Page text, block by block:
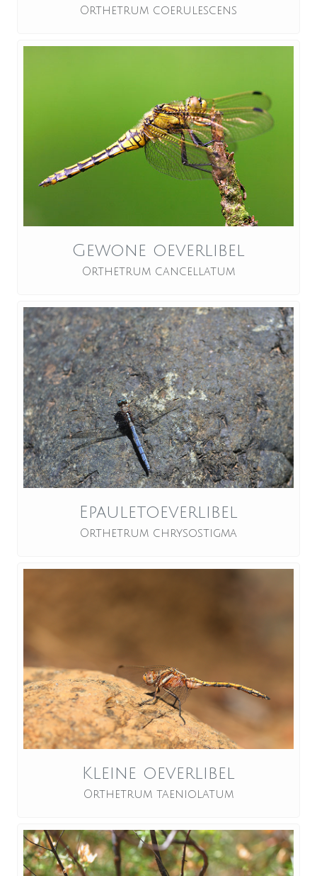
Orthetrum coerulescens
Gewone oeverlibel
Orthetrum cancellatum
Epauletoeverlibel
Orthetrum chrysostigma
Kleine oeverlibel
Orthetrum taeniolatum